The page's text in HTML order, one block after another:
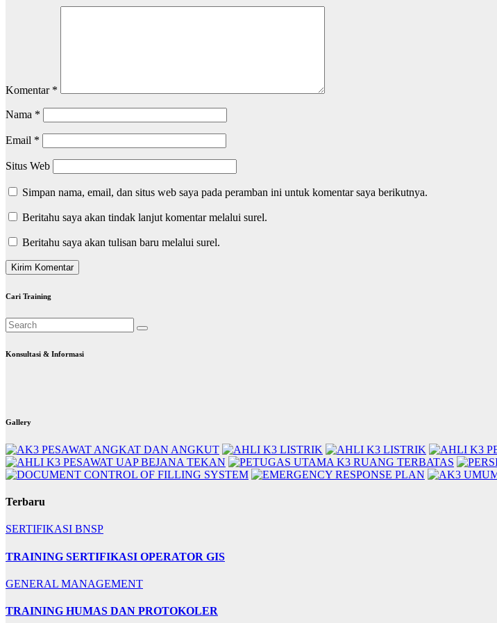
Komentar *
Nama *
Email *
Situs Web
Simpan nama, email, dan situs web saya pada peramban ini untuk komentar saya berikutnya.
Beritahu saya akan tindak lanjut komentar melalui surel.
Beritahu saya akan tulisan baru melalui surel.
Cari Training
Konsultasi & Informasi
Gallery
Terbaru
SERTIFIKASI BNSP
TRAINING SERTIFIKASI OPERATOR GIS
GENERAL MANAGEMENT
TRAINING HUMAS DAN PROTOKOLER